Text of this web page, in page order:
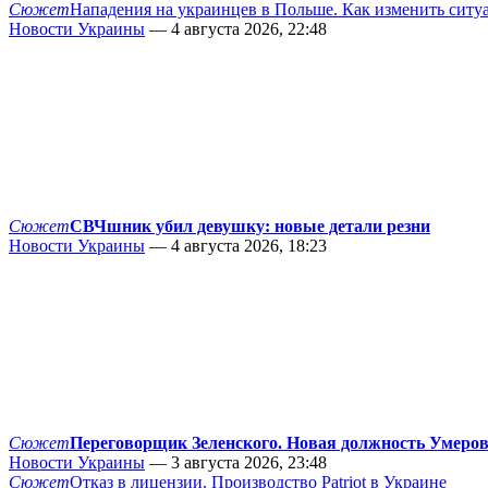
СюжетНападения на украинцев в Польше. Как изменить
Новости Украины — 4 августа 2026, 22:48
СюжетСВЧшник убил девушку: новые детали резни
Новости Украины — 4 августа 2026, 18:23
СюжетПереговорщик Зеленского. Новая должность
Новости Украины — 3 августа 2026, 23:48
СюжетОтказ в лицензии. Производство Patriot в Украине